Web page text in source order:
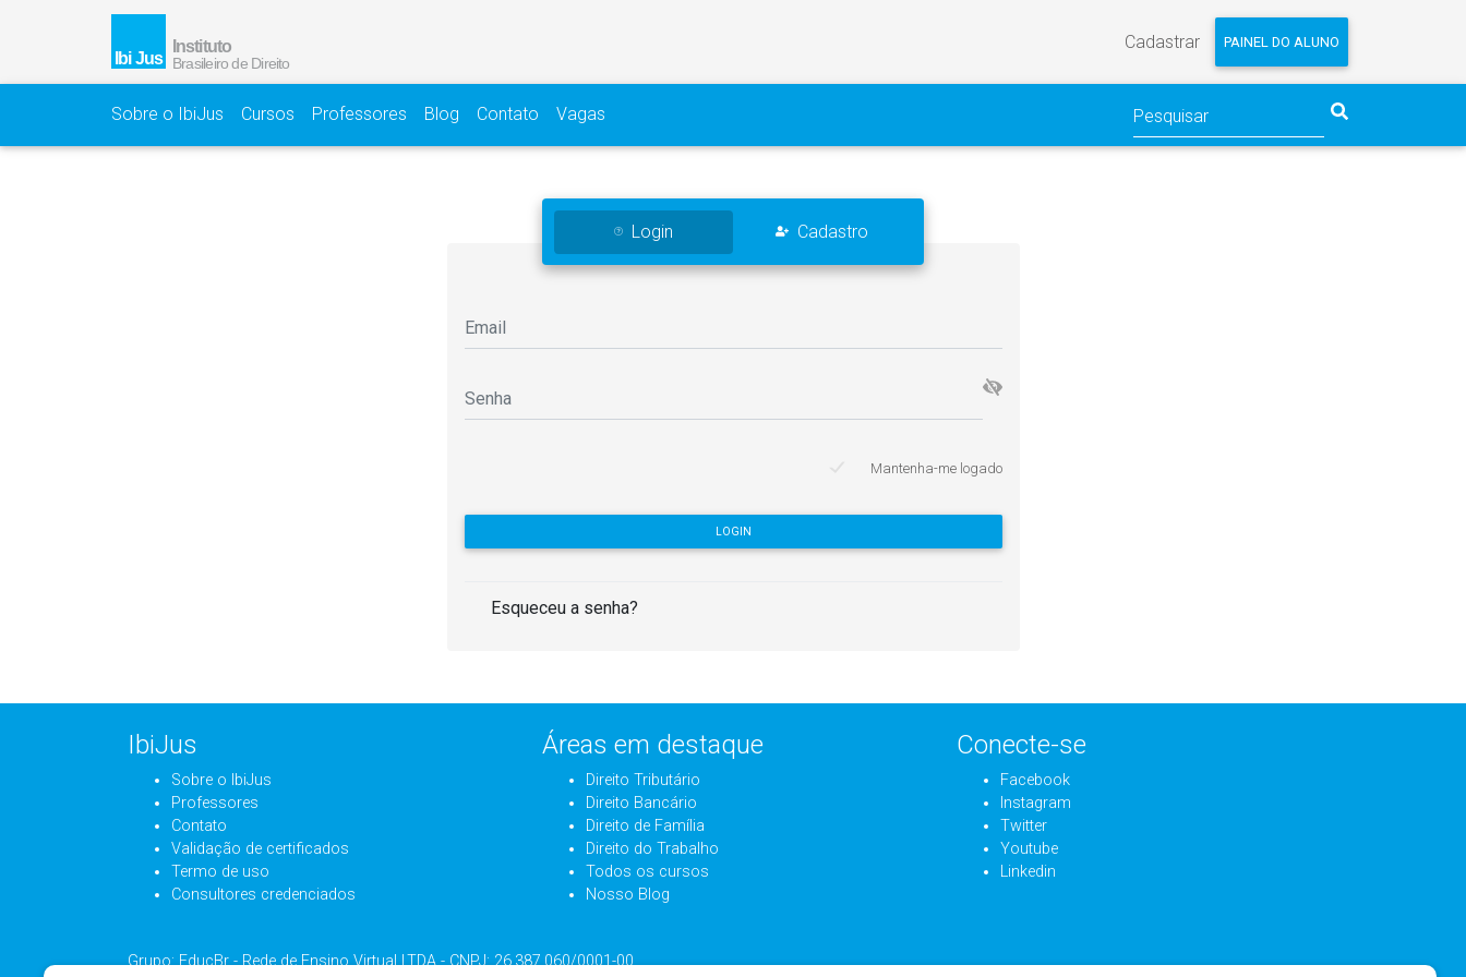
Cadastrar PAINEL DO ALUNO
Sobre o IbiJus Cursos Professores Blog Contato Vagas
Login Cadastro
Mantenha-me logado
LOGIN
Esqueceu a senha?
IbiJus
Sobre o IbiJus
Professores
Contato
Validação de certificados
Termo de uso
Consultores credenciados
Áreas em destaque
Direito Tributário
Direito Bancário
Direito de Família
Direito do Trabalho
Todos os cursos
Nosso Blog
Conecte-se
Facebook
Instagram
Twitter
Youtube
Linkedin
Grupo: EducBr - Rede de Ensino Virtual LTDA - CNPJ: 26.387.060/0001-00